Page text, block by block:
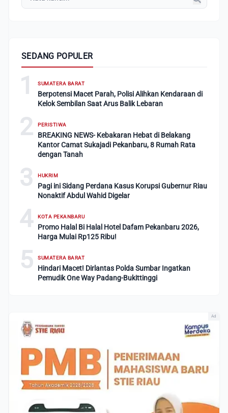
SEDANG POPULER
1 SUMATERA BARAT
Berpotensi Macet Parah, Polisi Alihkan Kendaraan di
Kelok Sembilan Saat Arus Balik Lebaran
2 PERISTIWA
BREAKING NEWS- Kebakaran Hebat di Belakang
Kantor Camat Sukajadi Pekanbaru, 8 Rumah Rata
dengan Tanah
3 HUKRIM
Pagi ini Sidang Perdana Kasus Korupsi Gubernur Riau
Nonaktif Abdul Wahid Digelar
4 KOTA PEKANBARU
Promo Halal Bi Halal Hotel Dafam Pekanbaru 2026,
Harga Mulai Rp125 Ribu!
5 SUMATERA BARAT
Hindari Macet! Dirlantas Polda Sumbar Ingatkan
Pemudik One Way Padang-Bukittinggi
Ad